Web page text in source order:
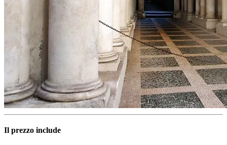
Il prezzo include